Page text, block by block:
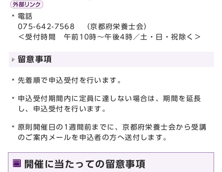
電話
075-642-7568 （京都府栄養士会）
＜受付時間 午前10時～午後4時／土・日・祝除く＞
留意事項
先着順で申込受付を行います。
申込受付期間内に定員に達しない場合は、期間を延長
し、申込受付を行います。
原則開催日の1週間前までに、京都府栄養士会から受講
のご案内メールを申込者の方へ送付します。
開催に当たっての留意事項